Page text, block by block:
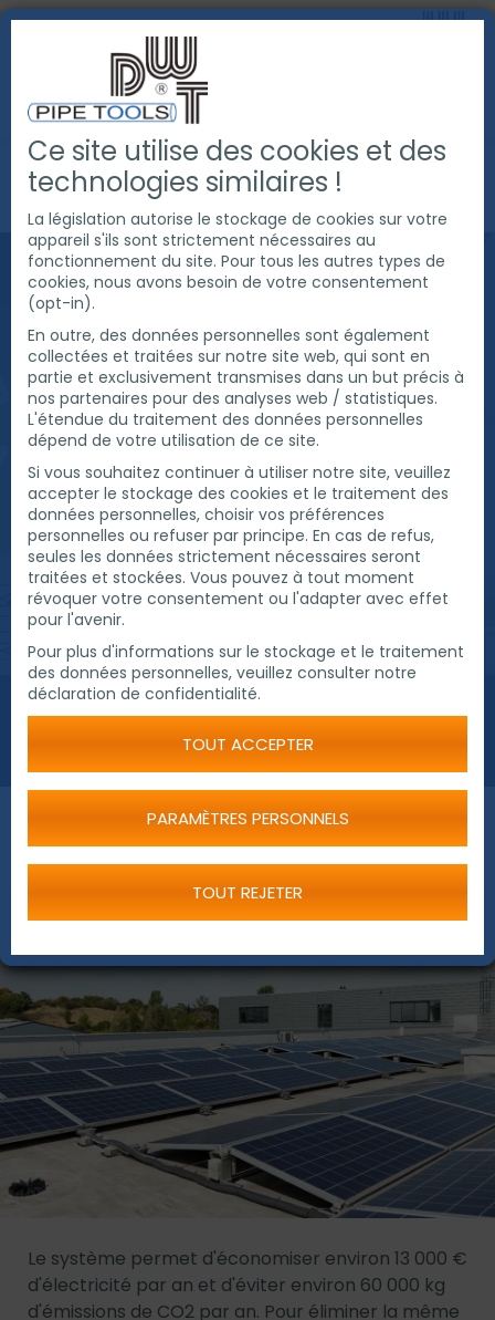
SUR NOUS DURABILITÉ
PROJETS EN COURS
LA PUISSANCE DU SOLEIL
LA PUISSANCE DU
SOLEIL
Le plus grand projet à ce jour est toutefois
l'installation photovoltaïque avec 362 modules
année. L'installation photovoltaïque de 99,5 kWc
produit désormais au moins 87 000 kWh
d'électricité par an. Environ 45 000 kWh sont utilisés
pour les besoins propres de l'entreprise. Cela
correspond à environ 52%. Le reste est injecté dans
le réseau. Ce qui est bien : L'électricité
autoproduite est exempte d'énergie nucléaire,
exempte de combustibles fossiles et exempte de
la hausse des prix de l'électricité. En d'autres
termes, ce rendement électrique correspond à 12
pour produire de l'électricité.
The power of the sun
Le système permet d'économiser environ 13 000 €
d'électricité par an et d'éviter environ 60 000 kg
d'émissions de CO2 par an. Pour éliminer la même
Ce site utilise des cookies et des
technologies similaires !
La législation autorise le stockage de cookies sur votre
appareil s'ils sont strictement nécessaires au
fonctionnement du site. Pour tous les autres types de
cookies, nous avons besoin de votre consentement
(opt-in).
En outre, des données personnelles sont également
collectées et traitées sur notre site web, qui sont en
partie et exclusivement transmises dans un but précis à
nos partenaires pour des analyses web / statistiques.
L'étendue du traitement des données personnelles
dépend de votre utilisation de ce site.
Si vous souhaitez continuer à utiliser notre site, veuillez
accepter le stockage des cookies et le traitement des
données personnelles, choisir vos préférences
personnelles ou refuser par principe. En cas de refus,
seules les données strictement nécessaires seront
traitées et stockées. Vous pouvez à tout moment
révoquer votre consentement ou l'adapter avec effet
pour l'avenir.
Pour plus d'informations sur le stockage et le traitement
des données personnelles, veuillez consulter notre
déclaration de confidentialité.
TOUT ACCEPTER
PARAMÈTRES PERSONNELS
TOUT REJETER